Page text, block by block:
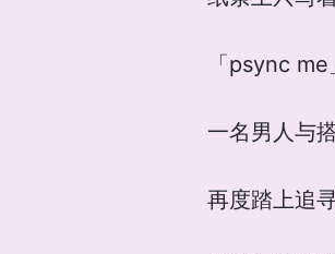
「psync me
一名男人与
再度踏上追